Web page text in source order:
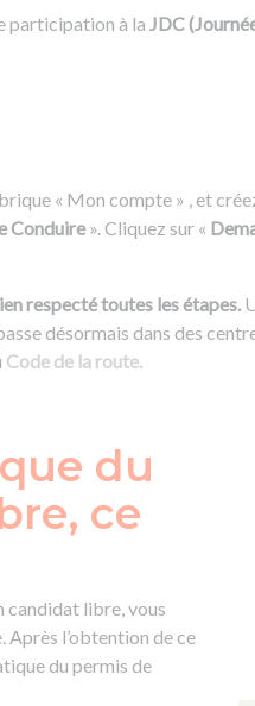
participation à la JDC
« Mon compte » , et
Conduire ». Cliquez sur «
respecté toutes les étapes.
désormais dans des
Code de la route.
du
ce
candidat libre, vous
l’obtention de ce
du permis de